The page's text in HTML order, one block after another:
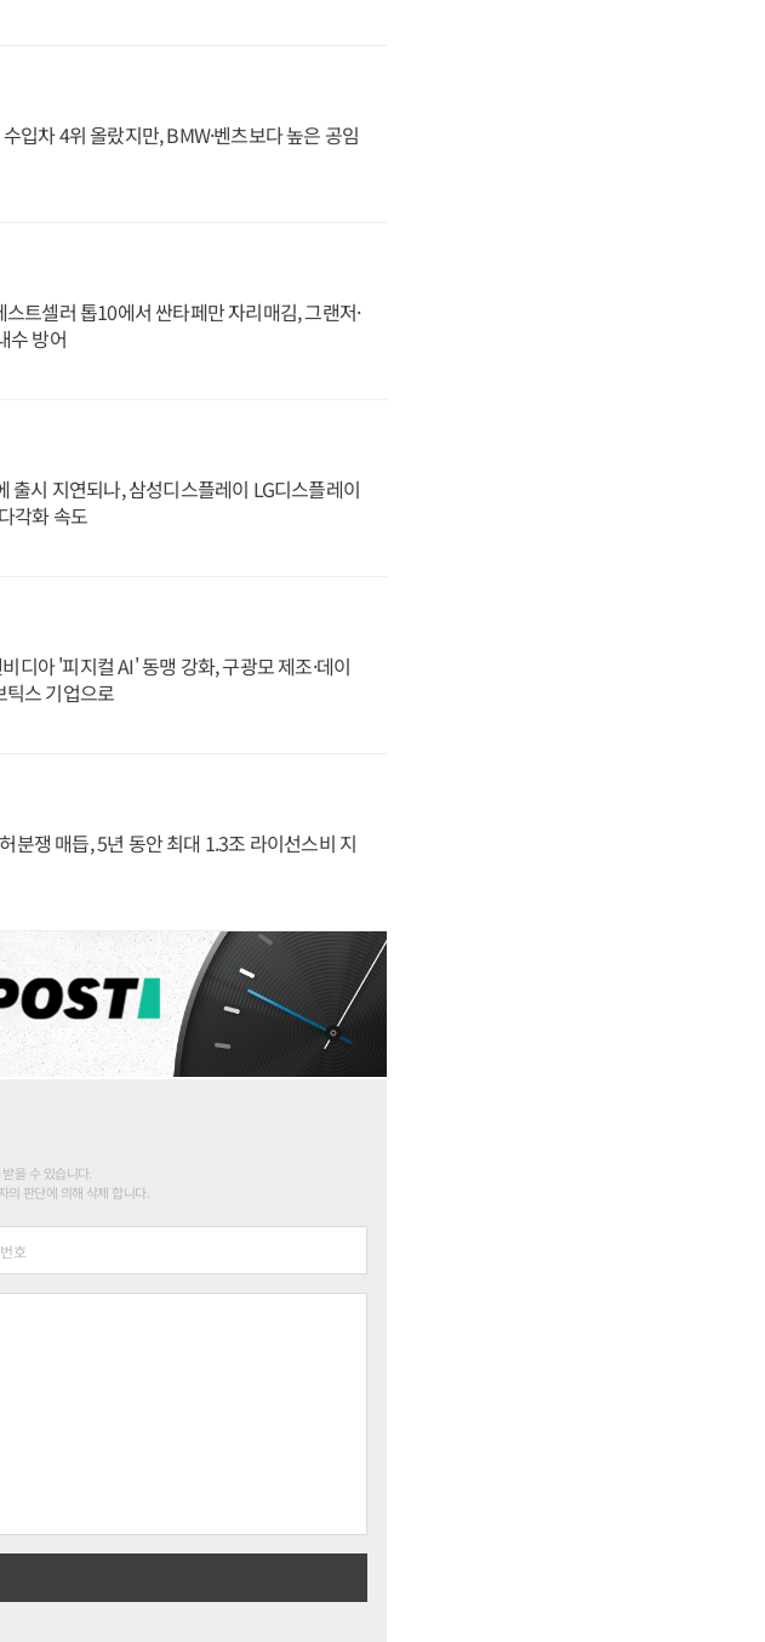
입차 4위 올랐지만, BMW·벤츠보다 높은 공임
트셀러 톱10에서 싼타페만 자리매김, 그랜저·
수 방어
출시 지연되나, 삼성디스플레이 LG디스플레이
각화 속도
디아 '피지컬 AI' 동맹 강화, 구광모 제조·데이
틱스 기업으로
분쟁 매듭, 5년 동안 최대 1.3조 라이선스비 지
을 수 있습니다.
의 판단에 의해 삭제 합니다.